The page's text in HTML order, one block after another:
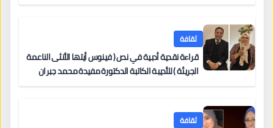
ثقافة
قراءة نقدية أدبية في نص ( فينوس أيتها الأنثى الناعمة
الجريئة ) للأديبة الكاتبة الدكتورة مفيدة محمد جبران
ثقافة